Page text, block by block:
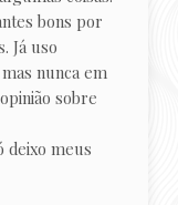
bons por
Já uso
nunca em
sobre
deixo meus